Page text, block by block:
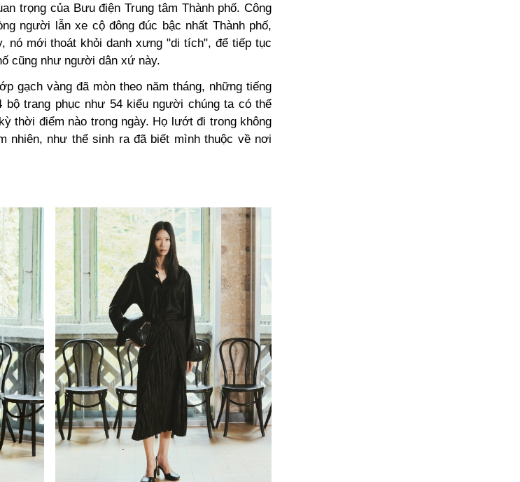
trọng của Bưu điện Trung tâm Thành phố. Công
người lẫn xe cộ đông đúc bậc nhất Thành phố,
nó mới thoát khỏi danh xưng "di tích", để tiếp tục
cũng như người dân xứ này.
gạch vàng đã mòn theo năm tháng, những tiếng
bộ trang phục như 54 kiểu người chúng ta có thể
thời điểm nào trong ngày. Họ lướt đi trong không
nhiên, như thể sinh ra đã biết mình thuộc về nơi